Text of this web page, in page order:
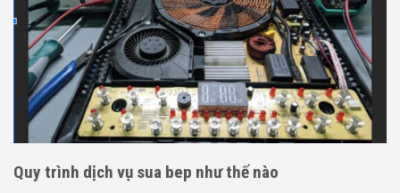
Quy trình dịch vụ sua bep như thế nào